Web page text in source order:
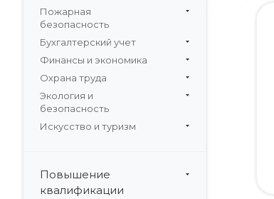
Пожарная
безопасность
Бухгалтерский учет
Финансы и экономика
Охрана труда
Экология и
безопасность
Искусство и туризм
Повышение
квалификации